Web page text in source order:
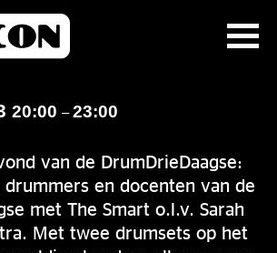
20:00 –23:00
van de DrumDrieDaagse:
drummers en docenten van de
met The Smart o.l.v. Sarah
Met twee drumsets op het